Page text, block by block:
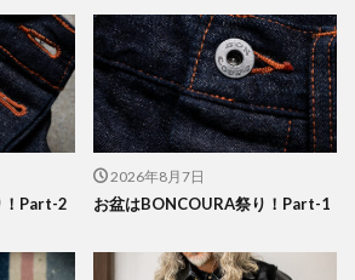
！Part-2
2026年8月7日
お盆はBONCOURA祭り！Part-1